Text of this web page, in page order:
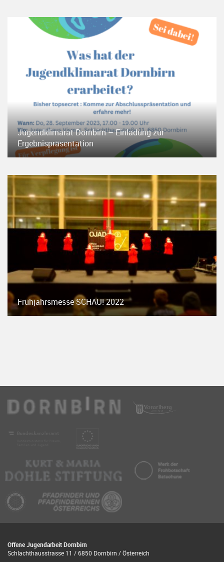
Jugendklimarat Dornbirn – Einladung zur
Ergebnispräsentation
Frühjahrsmesse SCHAU! 2022
Offene Jugendarbeit Dornbirn
Schlachthausstrasse 11 / 6850 Dornbirn / Österreich